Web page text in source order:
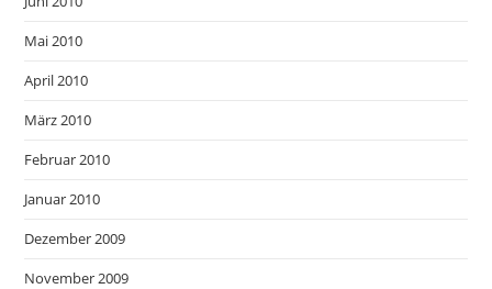
Mai 2010
April 2010
März 2010
Februar 2010
Januar 2010
Dezember 2009
November 2009